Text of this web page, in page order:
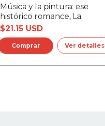
Música y la pintura: ese
histórico romance, La
$21.15 USD
Ver detalles